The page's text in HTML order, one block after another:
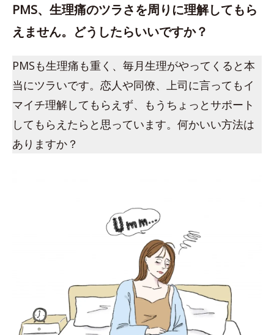
PMS、生理痛のツラさを周りに理解してもら
えません。どうしたらいいですか？
PMSも生理痛も重く、毎月生理がやってくると本
当にツラいです。恋人や同僚、上司に言ってもイ
マイチ理解してもらえず、もうちょっとサポート
してもらえたらと思っています。何かいい方法は
ありますか？